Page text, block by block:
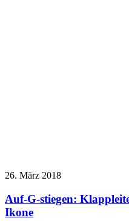
26. März 2018
Auf-G-stiegen:
Ikone